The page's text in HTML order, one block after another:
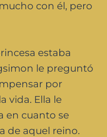
con él, pero
estaba
le preguntó
por
vida. Ella le
en cuanto se
de aquel reino.